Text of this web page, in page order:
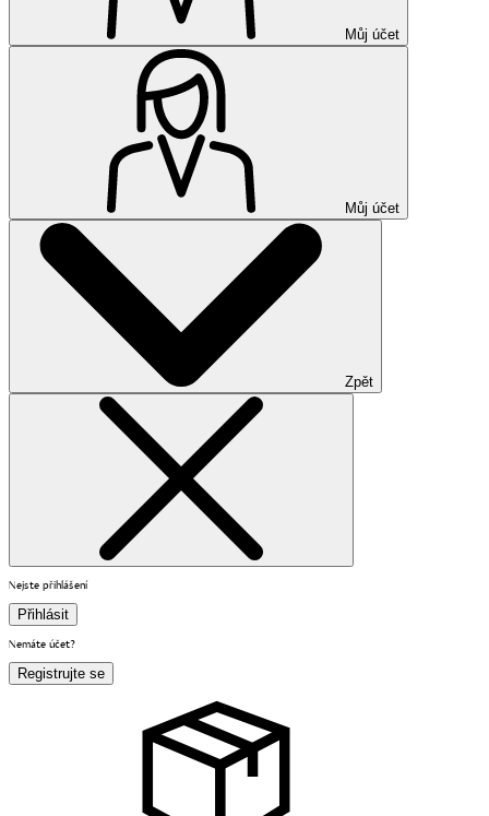
Můj účet
Můj účet
Zpět
Nejste přihlášení
Přihlásit
Nemáte účet?
Registrujte se